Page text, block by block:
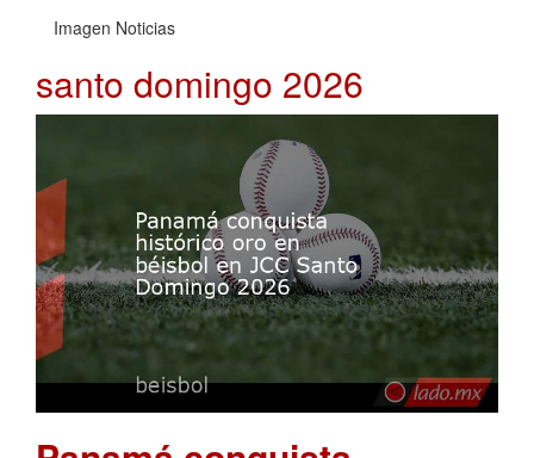
Imagen Noticias
santo domingo 2026